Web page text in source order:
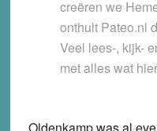
creëren we
onthult Pateo.nl
Veel lees-, kijk-
met alles wat
Oldenkamp was al